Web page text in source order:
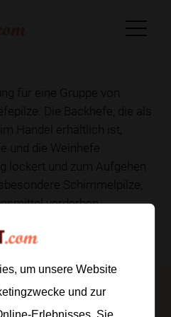
für eine Gruppe von
Die Backhefe, die als
Handel erhältlich ist,
und die Weinhefe
lockert und zum Aufgehen
Schimmelpilze,
verderben.
um unsere Website
und zur
Erlebnisses. Sie